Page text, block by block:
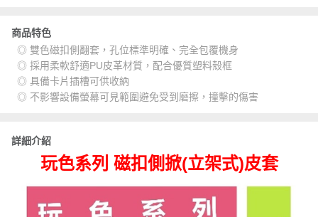
商品特色
◎ 雙色磁扣側翻套，孔位標準明確、完全包覆機身
◎ 採用柔軟舒適PU皮革材質，配合優質塑料殼框
◎ 具備卡片插槽可供收納
◎ 不影響設備螢幕可見範圍避免受到磨擦，撞擊的傷害
詳細介紹
玩色系列 磁扣側掀(立架式)皮套